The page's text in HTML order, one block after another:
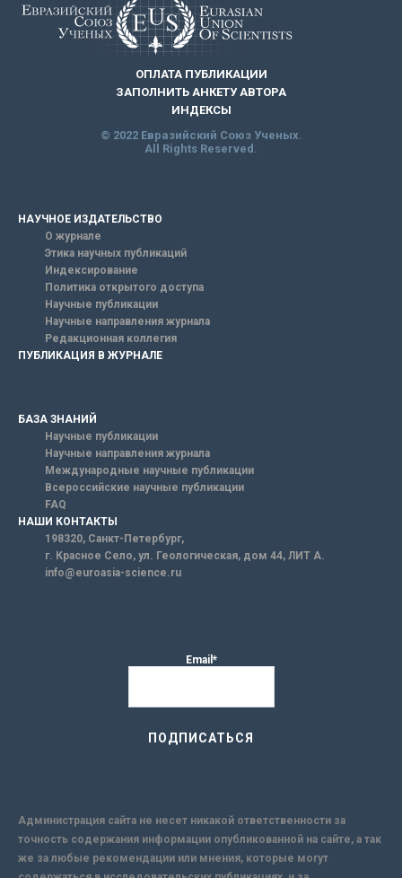
ОПЛАТА ПУБЛИКАЦИИ
ЗАПОЛНИТЬ АНКЕТУ АВТОРА
ИНДЕКСЫ
© 2022 Евразийский Союз Ученых.
All Rights Reserved.
НАУЧНОЕ ИЗДАТЕЛЬСТВО
О журнале
Этика научных публикаций
Индексирование
Политика открытого доступа
Научные публикации
Научные направления журнала
Редакционная коллегия
ПУБЛИКАЦИЯ В ЖУРНАЛЕ
БАЗА ЗНАНИЙ
Научные публикации
Научные направления журнала
Международные научные публикации
Всероссийские научные публикации
FAQ
НАШИ КОНТАКТЫ
198320, Санкт-Петербург,
г. Красное Село, ул. Геологическая, дом 44, ЛИТ А.
info@euroasia-science.ru
Email*
Администрация сайта не несет никакой ответственности за
точность содержания информации опубликованной на сайте, а так
же за любые рекомендации или мнения, которые могут